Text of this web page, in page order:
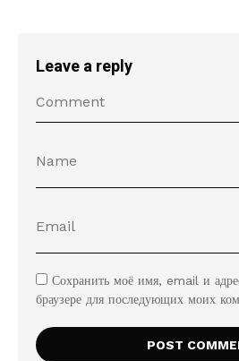
Leave a reply
Сохранить моё имя, email и
браузере для последующих моих